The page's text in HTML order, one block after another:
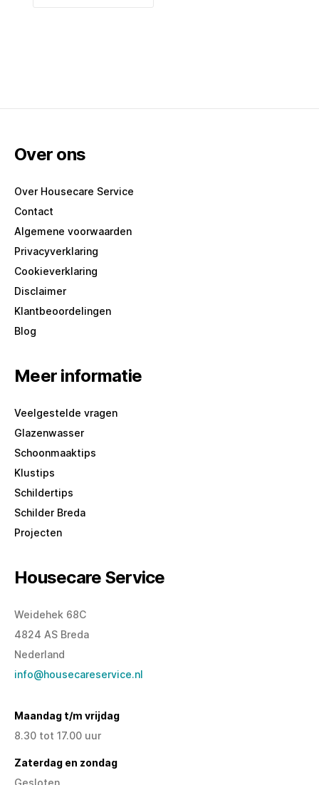
Over ons
Over Housecare Service
Contact
Algemene voorwaarden
Privacyverklaring
Cookieverklaring
Disclaimer
Klantbeoordelingen
Blog
Meer informatie
Veelgestelde vragen
Glazenwasser
Schoonmaaktips
Klustips
Schildertips
Schilder Breda
Projecten
Housecare Service
Weidehek 68C
4824 AS Breda
Nederland
info@housecareservice.nl
Maandag t/m vrijdag
8.30 tot 17.00 uur
Zaterdag en zondag
Gesloten